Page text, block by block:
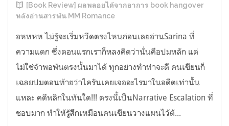
[Book Review] ผลพลอยได้จากอาการ book hangover
หลังอ่านสารพัน MM Romance
อหหหห ไม่รู้จะเริ่มหวีดตรงไหนก่อนเลยอ่านSarina ที่
ความแตก ซึ่งตอนแรกเราก็หลงคิดว่านั่นคือปมหลัก แต่
ไม่ใช่จ้าพอพ้นตรงนั้นมาได้ ทุกอย่างทำท่าจะดี คนเขียนก็
เฉลยปมตอนท้ายว่าไครันเคยเจออะไรมาในอดีตเท่านั้น
แหละ คดีพลิกในทันใด!!! ตรงนี้เป็นNarrative Escalation ที่
ชอบมาก ทำให้รู้สึกเหมือนคนเขียนวางแผนไว้ตั...